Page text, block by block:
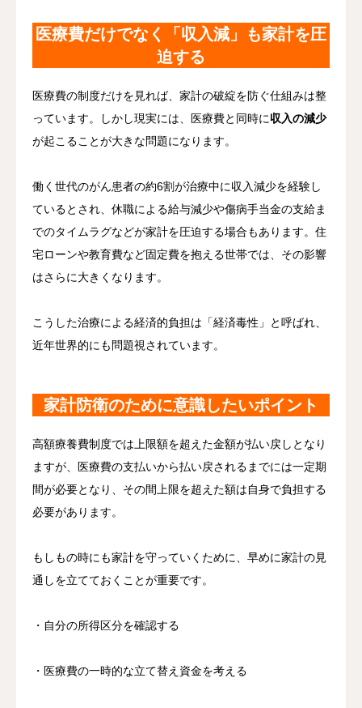
医療費だけでなく「収入減」も家計を圧
迫する
医療費の制度だけを見れば、家計の破綻を防ぐ仕組みは整
っています。しかし現実には、医療費と同時に収入の減少
が起こることが大きな問題になります。
働く世代のがん患者の約6割が治療中に収入減少を経験し
ているとされ、休職による給与減少や傷病手当金の支給ま
でのタイムラグなどが家計を圧迫する場合もあります。住
宅ローンや教育費など固定費を抱える世帯では、その影響
はさらに大きくなります。
こうした治療による経済的負担は「経済毒性」と呼ばれ、
近年世界的にも問題視されています。
家計防衛のために意識したいポイント
高額療養費制度では上限額を超えた金額が払い戻しとなり
ますが、医療費の支払いから払い戻されるまでには一定期
間が必要となり、その間上限を超えた額は自身で負担する
必要があります。
もしもの時にも家計を守っていくために、早めに家計の見
通しを立てておくことが重要です。
・自分の所得区分を確認する
・医療費の一時的な立て替え資金を考える